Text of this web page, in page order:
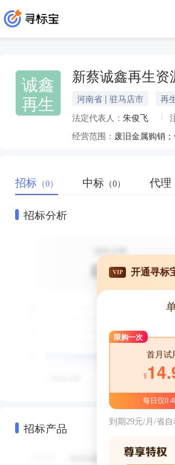
诚鑫
再生
新蔡诚鑫再生资
河南省 | 驻马店市 再
法定代表人： 朱俊飞
经营范围：
招标 （0） 中标 （0） 代理
招标分析
招标产品
VIP 开通寻标
限购一次
首月试
¥
每日仅
到期29元/月/省自